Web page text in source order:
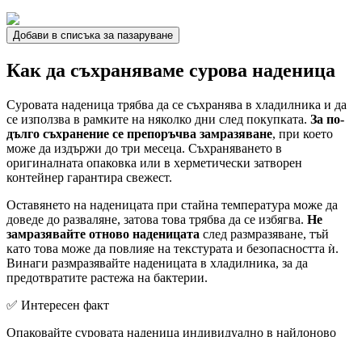
Добави в списъка за пазаруване
Как да съхраняваме сурова наденица
Суровата наденица трябва да се съхранява в хладилника и да
се използва в рамките на няколко дни след покупката. За по-
дълго съхранение се препоръчва замразяване, при което
може да издържи до три месеца. Съхраняването в
оригиналната опаковка или в херметически затворен
контейнер гарантира свежест.
Оставянето на наденицата при стайна температура може да
доведе до разваляне, затова това трябва да се избягва. Не
замразявайте отново наденицата след размразяване, тъй
като това може да повлияе на текстурата и безопасността ѝ.
Винаги размразявайте наденицата в хладилника, за да
предотвратите растежа на бактерии.
✅ Интересен факт
Опаковайте суровата наденица индивидуално в найлоново